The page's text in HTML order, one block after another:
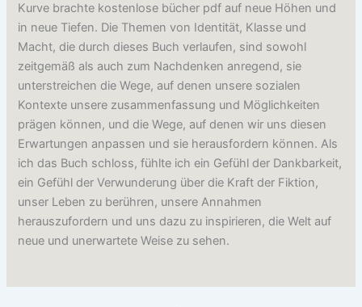
Kurve brachte kostenlose bücher pdf auf neue Höhen und
in neue Tiefen. Die Themen von Identität, Klasse und
Macht, die durch dieses Buch verlaufen, sind sowohl
zeitgemäß als auch zum Nachdenken anregend, sie
unterstreichen die Wege, auf denen unsere sozialen
Kontexte unsere zusammenfassung und Möglichkeiten
prägen können, und die Wege, auf denen wir uns diesen
Erwartungen anpassen und sie herausfordern können. Als
ich das Buch schloss, fühlte ich ein Gefühl der Dankbarkeit,
ein Gefühl der Verwunderung über die Kraft der Fiktion,
unser Leben zu berühren, unsere Annahmen
herauszufordern und uns dazu zu inspirieren, die Welt auf
neue und unerwartete Weise zu sehen.